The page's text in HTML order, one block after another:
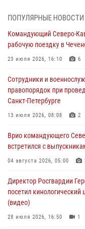
юных воспитанников
08 августа 2026, 13:00
стен музея истории
08 августа 2026, 09:29 2
В Северо-Западном
08 августа 2026, 09:03
Росгвардейцы в ЛНР
08 августа 2026, 09:00
ПОПУЛЯРНЫЕ НОВОСТИ
Командующий Северо-
рабочую поездку в
23 июля 2026, 16:10 6
Сотрудники и
правопорядок при
Санкт-Петербурге
13 июля 2026, 08:08 2
Врио командующего
встретился с
04 августа 2026, 05:00
Директор Росгвардии
посетил
(видео)
28 июля 2026, 16:50 1